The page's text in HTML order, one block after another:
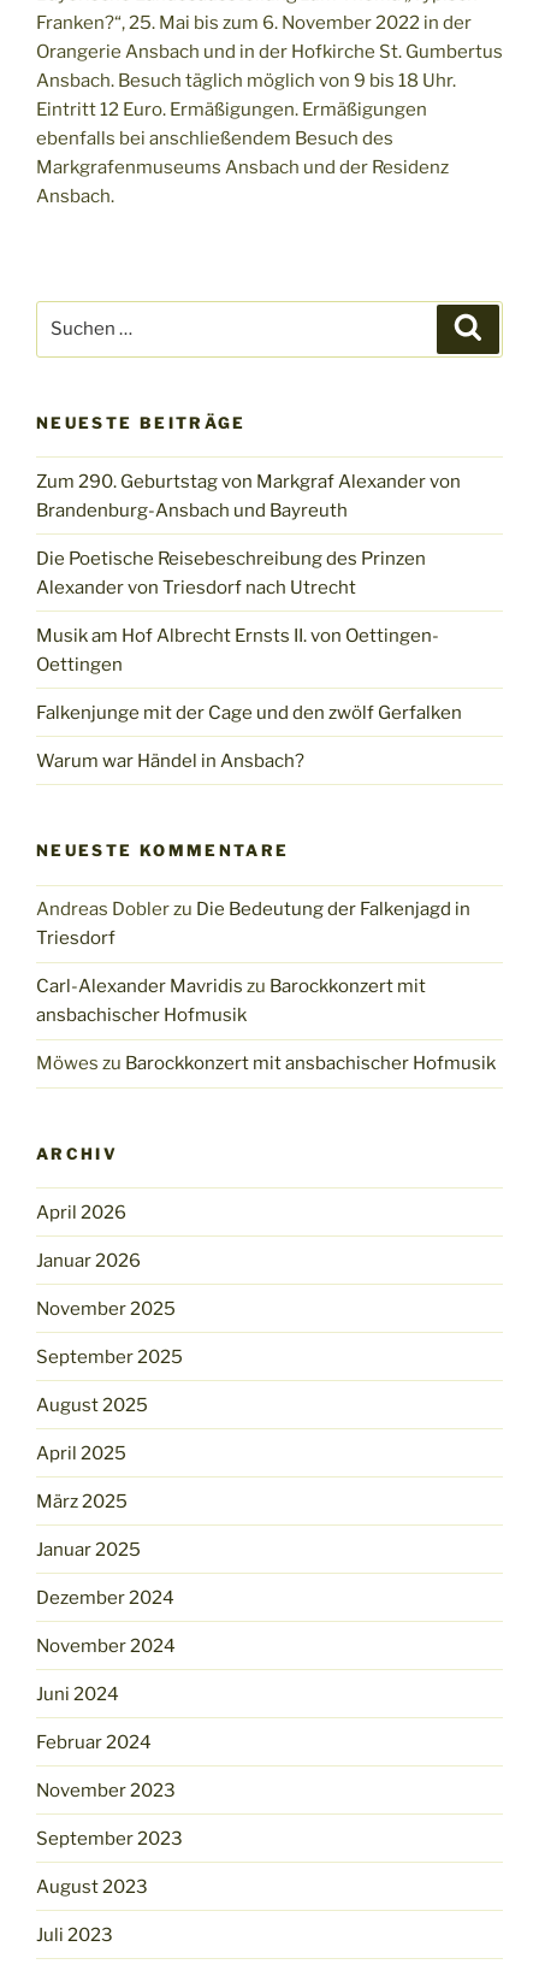
Franken?“, 25. Mai bis zum 6. November 2022 in der
Orangerie Ansbach und in der Hofkirche St. Gumbertus
Ansbach. Besuch täglich möglich von 9 bis 18 Uhr.
Eintritt 12 Euro. Ermäßigungen. Ermäßigungen
ebenfalls bei anschließendem Besuch des
Markgrafenmuseums Ansbach und der Residenz
Ansbach.
nach:
NEUESTE BEITRÄGE
Zum 290. Geburtstag von Markgraf Alexander von
Brandenburg-Ansbach und Bayreuth
Die Poetische Reisebeschreibung des Prinzen
Alexander von Triesdorf nach Utrecht
Musik am Hof Albrecht Ernsts II. von Oettingen-
Oettingen
Falkenjunge mit der Cage und den zwölf Gerfalken
Warum war Händel in Ansbach?
NEUESTE KOMMENTARE
Andreas Doblerzu Die Bedeutung der Falkenjagd in
Triesdorf
Carl-Alexander Mavridis zu Barockkonzert mit
ansbachischer Hofmusik
Möwes zu Barockkonzert mit ansbachischer Hofmusik
ARCHIV
April 2026
Januar 2026
November 2025
September 2025
August 2025
April 2025
März 2025
Januar 2025
Dezember 2024
November 2024
Juni 2024
Februar 2024
November 2023
September 2023
August 2023
Juli 2023